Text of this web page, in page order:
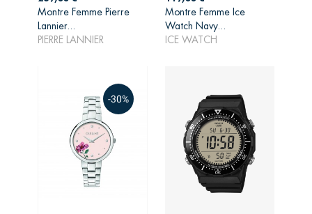
Montre Femme Pierre
Lannier...
PIERRE LANNIER
AJOUTER AU
Montre Femme Ice
Watch Navy...
ICE WATCH
AJOUTER AU
PANIER
-30%